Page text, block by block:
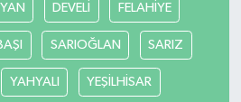
DEVELİ FELAHİYE
SARIOĞLAN SARIZ
YAHYALI YEŞİLHİSAR